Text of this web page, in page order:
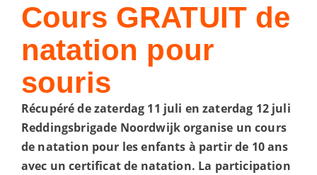
Cours GRATUIT de
natation pour
souris
Récupéré dezaterdag 11 juli en zaterdag 12 juli
Reddingsbrigade Noordwijk organise un cours
de natation pour les enfants à partir de 10 ans
avec un certificat de natation. La participation